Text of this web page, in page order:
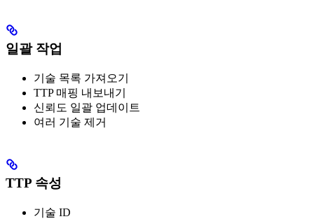
일괄 작업
기술 목록 가져오기
TTP 매핑 내보내기
신뢰도 일괄 업데이트
여러 기술 제거
TTP 속성
기술 ID